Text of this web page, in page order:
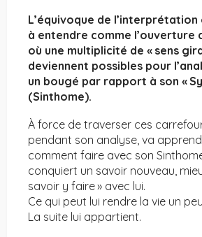
L’équivoque de
à entendre comme l’ouverture
où une multiplicité de « sens
deviennent possibles pour
un bougé par rapport à son «
(Sinthome).
À force de traverser ces
pendant son analyse, va
comment faire avec son
conquiert un savoir nouveau,
savoir y faire » avec lui.
Ce qui peut lui rendre la vie un
La suite lui appartient.